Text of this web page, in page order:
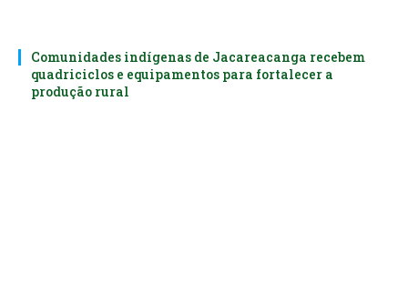
Comunidades indígenas de Jacareacanga recebem
quadriciclos e equipamentos para fortalecer a
produção rural